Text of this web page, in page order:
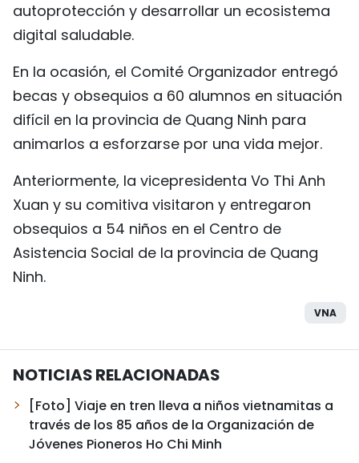
autoprotección y desarrollar un ecosistema
digital saludable.
En la ocasión, el Comité Organizador entregó
becas y obsequios a 60 alumnos en situación
difícil en la provincia de Quang Ninh para
animarlos a esforzarse por una vida mejor.
Anteriormente, la vicepresidenta Vo Thi Anh
Xuan y su comitiva visitaron y entregaron
obsequios a 54 niños en el Centro de
Asistencia Social de la provincia de Quang
Ninh.
VNA
NOTICIAS RELACIONADAS
[Foto] Viaje en tren lleva a niños vietnamitas a
través de los 85 años de la Organización de
Jóvenes Pioneros Ho Chi Minh